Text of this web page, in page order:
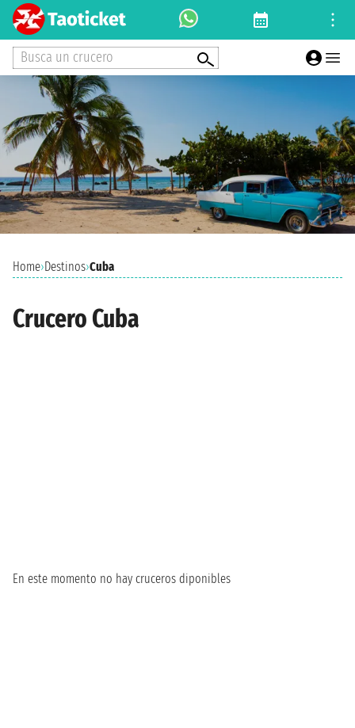
Busca un crucero
Home›Destinos›Cuba
Crucero Cuba
En este momento no hay cruceros diponibles